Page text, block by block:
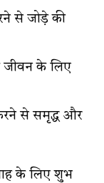
से जोड़े की
जीवन के लिए
से समृद्ध और
के लिए शुभ